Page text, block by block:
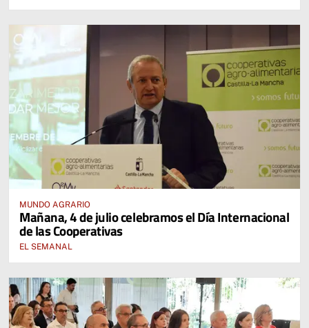
MUNDO AGRARIO
Mañana, 4 de julio celebramos el Día Internacional
de las Cooperativas
EL SEMANAL